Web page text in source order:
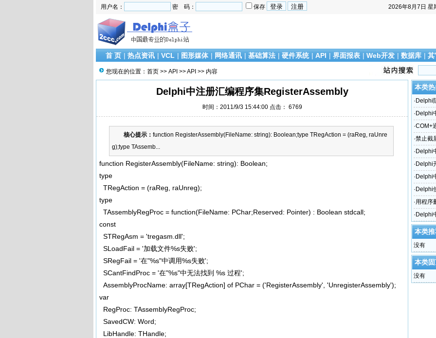
2026年8月7日 星
用户名： 密 码： 保存
首 页 | 热点资讯 | VCL | 图形媒体 | 网络通讯 | 基础算法 | 硬件系统 | API | 界面报表 | Web开发 | 数据库 | 其
您现在的位置： 首页 >> API >>API >> 内容
Delphi中注册汇编程序集RegisterAssembly
时间：2011/9/3 15:44:00 点击： 6769
核心提示： function RegisterAssembly(FileName: string): Boolean;type TRegAction = (raReg, raUnre
g);type TAssemb...
function RegisterAssembly(FileName: string): Boolean;
type
TRegAction = (raReg, raUnreg);
type
TAssemblyRegProc = function(FileName: PChar;Reserved: Pointer) : Boolean stdcall;
const
STRegAsm = 'tregasm.dll';
SLoadFail = '加载文件%s失败';
SRegFail = '在"%s"中调用%s失败';
SCantFindProc = '在"%s"中无法找到 %s 过程';
AssemblyProcName: array[TRegAction] of PChar = ('RegisterAssembly', 'UnregisterAssembly');
var
RegProc: TAssemblyRegProc;
SavedCW: Word;
LibHandle: THandle;
本类
· Delphi
· Delphi
·COM+
·禁止截
· Delphi
· Delphi
· Delphi
· Delphi
e
·用程序
· Delphi
本类
没有
本类
没有